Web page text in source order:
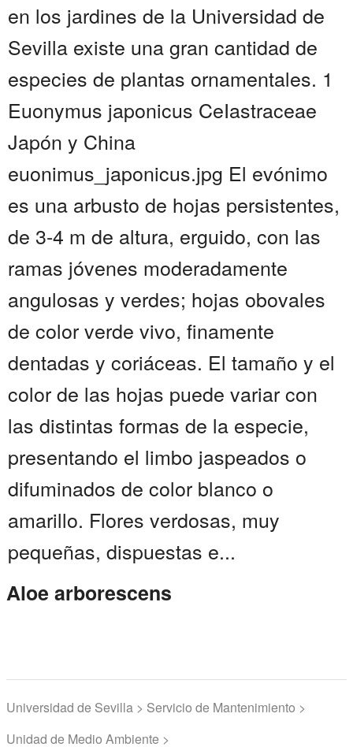
en los jardines de la Universidad de
Sevilla existe una gran cantidad de
especies de plantas ornamentales. 1
Euonymus japonicus CeIastraceae
Japón y China
euonimus_japonicus.jpg El evónimo
es una arbusto de hojas persistentes,
de 3-4 m de altura, erguido, con las
ramas jóvenes moderadamente
angulosas y verdes; hojas obovales
de color verde vivo, finamente
dentadas y coriáceas. El tamaño y el
color de las hojas puede variar con
las distintas formas de la especie,
presentando el limbo jaspeados o
difuminados de color blanco o
amarillo. Flores verdosas, muy
pequeñas, dispuestas e...
Aloe arborescens
Universidad de Sevilla > Servicio de Mantenimiento >
Unidad de Medio Ambiente >